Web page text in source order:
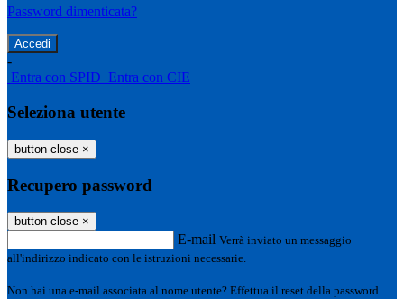
Password dimenticata?
-
Entra con SPID Entra con CIE
Seleziona utente
button close ×
Recupero password
button close ×
E-mail Verrà inviato un messaggio
all'indirizzo indicato con le istruzioni necessarie.
Non hai una e-mail associata al nome utente? Effettua il reset della password